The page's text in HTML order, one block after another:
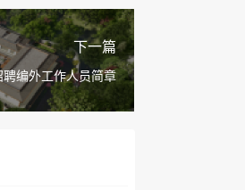
下一篇
编外工作人员简章